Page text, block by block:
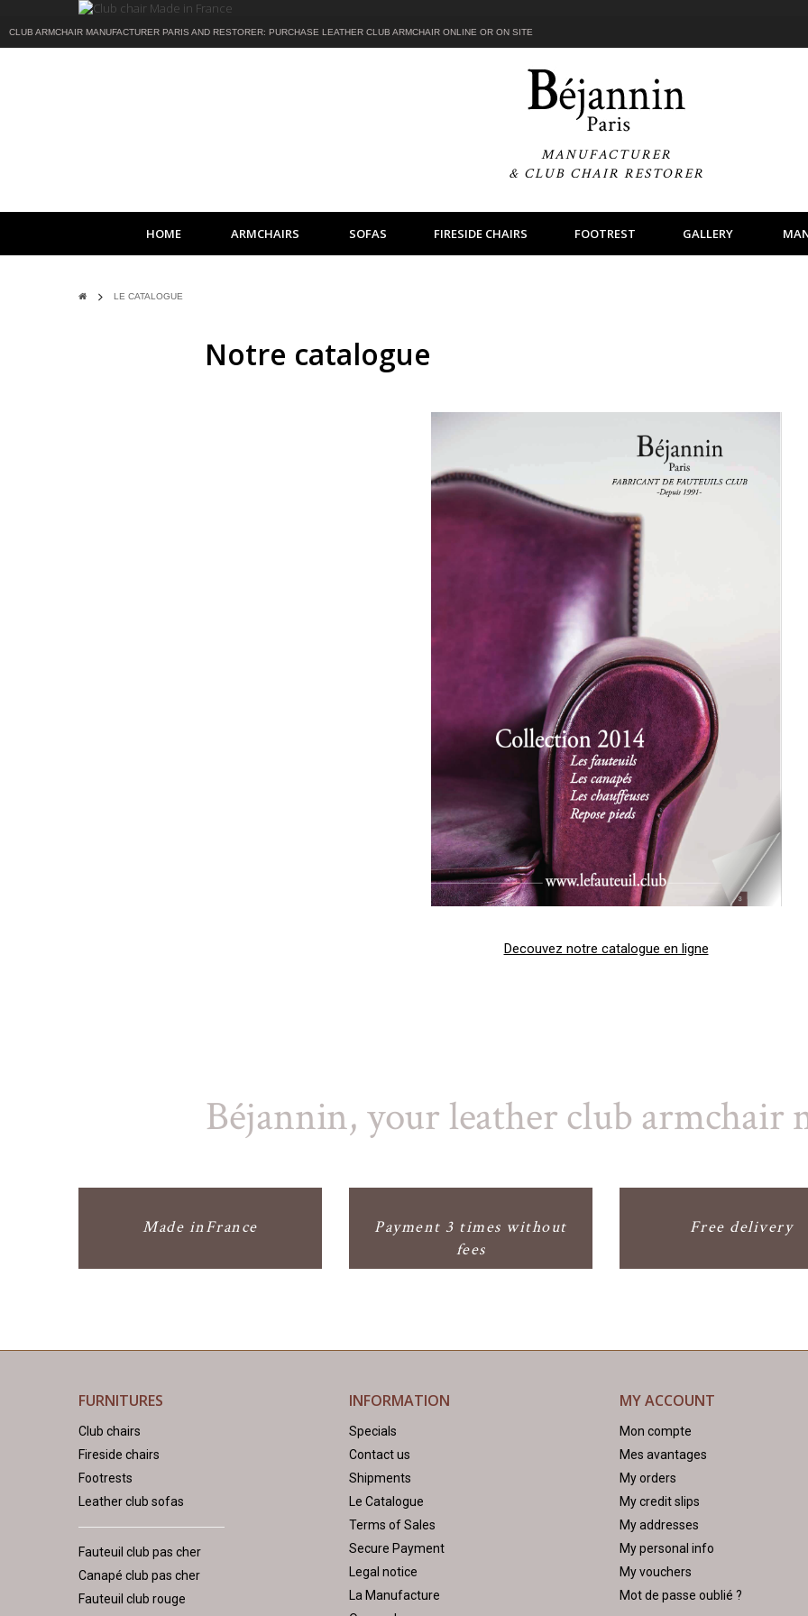
CLUB ARMCHAIR MANUFACTURER PARIS AND RESTORER: PURCHASE LEATHER CLUB ARMCHAIR ONLINE OR ON SITE
MANUFACTURER
& CLUB CHAIR RESTORER
HOME ARMCHAIRS SOFAS FIRESIDE CHAIRS FOOTREST GALLERY
LE CATALOGUE
Notre catalogue
Decouvez notre catalogue en ligne
Béjannin, your leather club armchair
Made inFrance
Payment 3 times without
fees
Free delivery
FURNITURES
Club chairs
Fireside chairs
Footrests
Leather club sofas
Fauteuil club pas cher
Canapé club pas cher
Fauteuil club rouge
INFORMATION
Specials
Contact us
Shipments
Le Catalogue
Terms of Sales
Secure Payment
Legal notice
La Manufacture
MY ACCOUNT
Mon compte
Mes avantages
My orders
My credit slips
My addresses
My personal info
My vouchers
Mot de passe oublié ?